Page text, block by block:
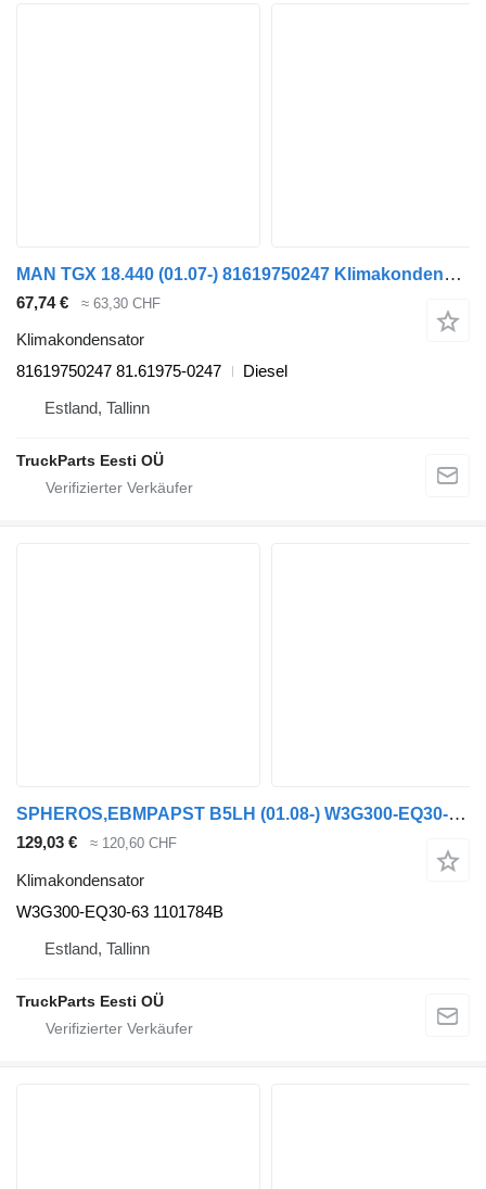
MAN TGX 18.440 (01.07-) 81619750247 Klimakondensator für MAN TGL, TGM, TGS, TGX (2005-2021) Sattelzugmaschine
67,74 € ≈ 63,30 CHF
Klimakondensator
81619750247 81.61975-0247
Diesel
Estland, Tallinn
TruckParts Eesti OÜ
SPHEROS,EBMPAPST B5LH (01.08-) W3G300-EQ30-63 Klimakondensator für Volvo B5LH, B0E (2008-) Bus
129,03 € ≈ 120,60 CHF
Klimakondensator
W3G300-EQ30-63 1101784B
Estland, Tallinn
TruckParts Eesti OÜ